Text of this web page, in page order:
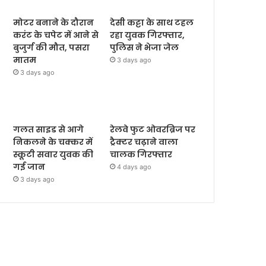
मोटर बनाने के दौरान
करंट के चपेट में आने से
बुजुर्ग की मौत, पसरा
मातम
3 days ago
देसी कट्टा के साथ टहल
रहा युवक गिरफ्तार,
पुलिस ने भेजा जेल
3 days ago
गलत साइड से आगे
निकलने के चक्कर में
स्कूटी सवार युवक की
गई जान
3 days ago
रेलवे फुट ओवरब्रिज पर
ट्रैक्टर चढ़ाने वाला
चालक गिरफ्तार
4 days ago